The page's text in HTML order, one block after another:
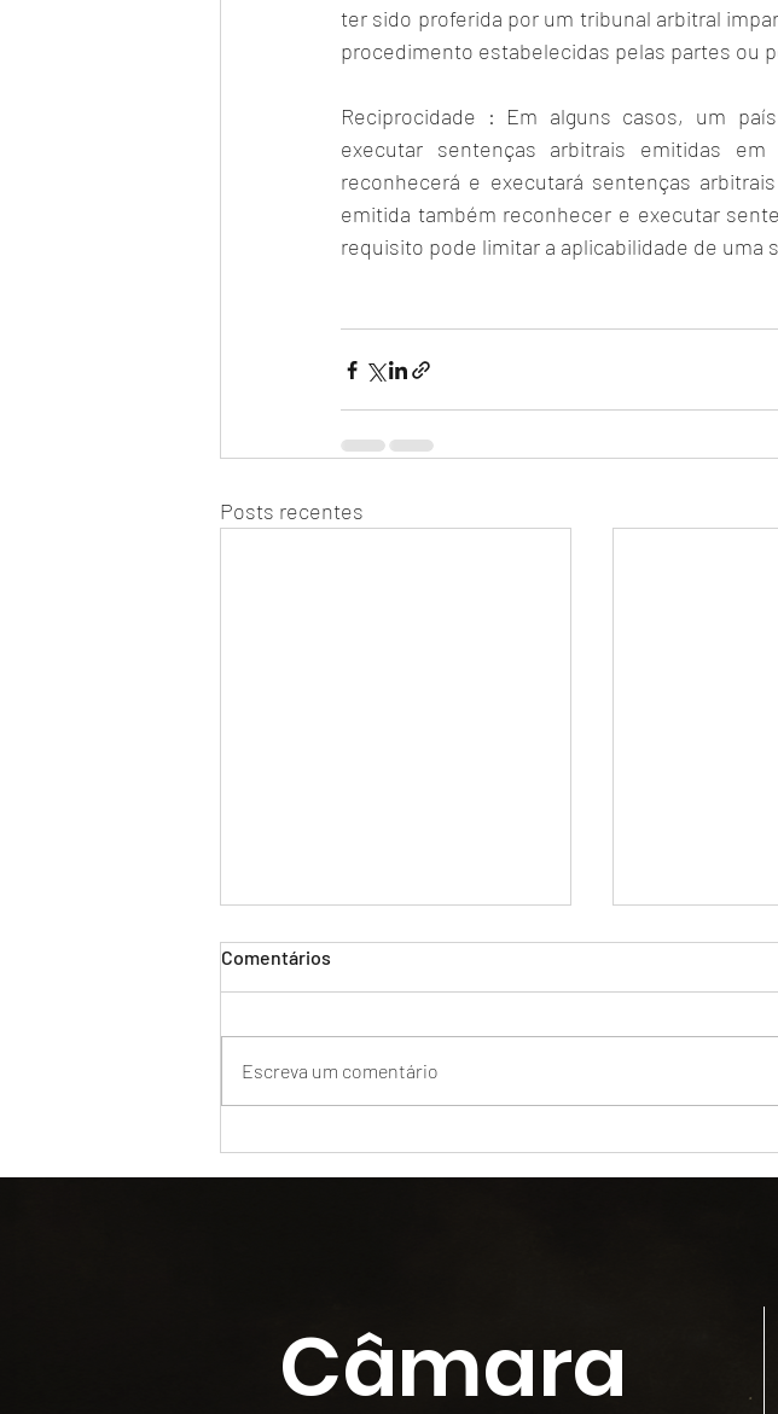
ter sido proferida por um tribunal arbitral
procedimento estabelecidas pelas partes ou
Reciprocidade : Em alguns casos, um
executar sentenças arbitrais emitidas
reconhecerá e executará sentenças
emitida também reconhecer e executar
requisito pode limitar a aplicabilidade de uma
Posts recentes
Comentários
Escreva um comentário
Câmara